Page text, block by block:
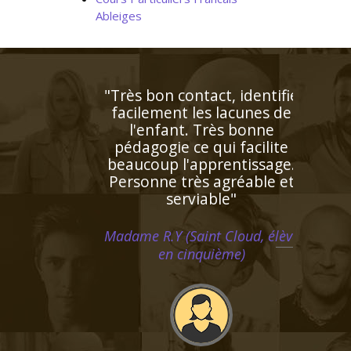
Ableiges
"L’enseignante a détecté
rapidement les difficultés
de ma fille et lui a proposé
un plan de travail
personnalisé ! Ses notes se
sont améliorées au fur et à
mesure. De plus elle est
très gentille et je souhaite
la recommander à d'autres
personnes de mon
entourage"
Monsieur J.K (Rennes, élève en
terminale)